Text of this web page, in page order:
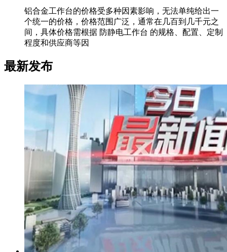
铝合金工作台的价格受多种因素影响，无法单纯给出一
个统一的价格，价格范围广泛，通常在几百到几千元之
间，具体价格需根据 防静电工作台 的规格、配置、定制
程度和供应商等因
最新发布